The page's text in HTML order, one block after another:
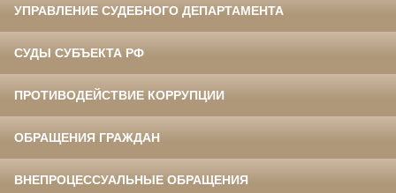
УПРАВЛЕНИЕ СУДЕБНОГО ДЕПАРТАМЕНТА
СУДЫ СУБЪЕКТА РФ
ПРОТИВОДЕЙСТВИЕ КОРРУПЦИИ
ОБРАЩЕНИЯ ГРАЖДАН
ВНЕПРОЦЕССУАЛЬНЫЕ ОБРАЩЕНИЯ